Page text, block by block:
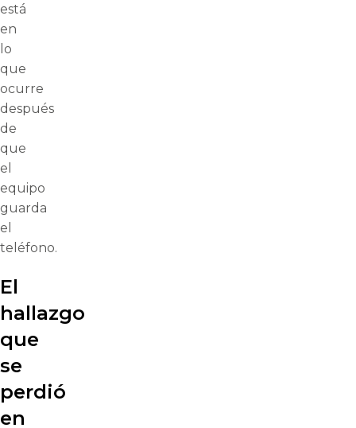
está
en
lo
que
ocurre
después
de
que
el
equipo
guarda
el
teléfono.
El
hallazgo
que
se
perdió
en